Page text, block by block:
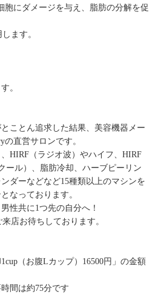
にダメージを与え、脂肪の分解を促
ます。
。
ことん追求した結果、美容機器メー
直営サロンです。
HIRF（ラジオ波）やハイフ、HIRF
ール）、脂肪冷却、ハーブピーリン
ダーなどなど15種類以上のマシンを
なっております。
性共に1つ先の自分へ！
店お待ちしております。
（お腹Lカップ）16500円」の金額
間は約75分です